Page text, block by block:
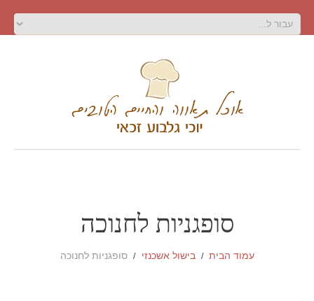
סופגניות לחנוכה
עמוד הבית בישול אשכנזי סופגניות לחנוכה